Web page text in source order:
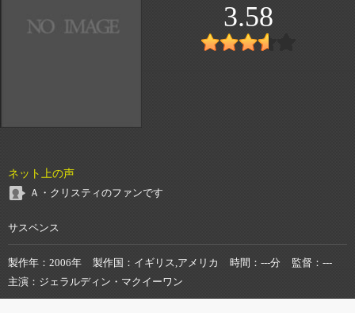
3.58
ネット上の声
Ａ・クリスティのファンです
サスペンス
製作年 2006年 製作国 イギリス,アメリカ 時間 ---分 監督
---
主演
ジェラルディン・マクイーワン